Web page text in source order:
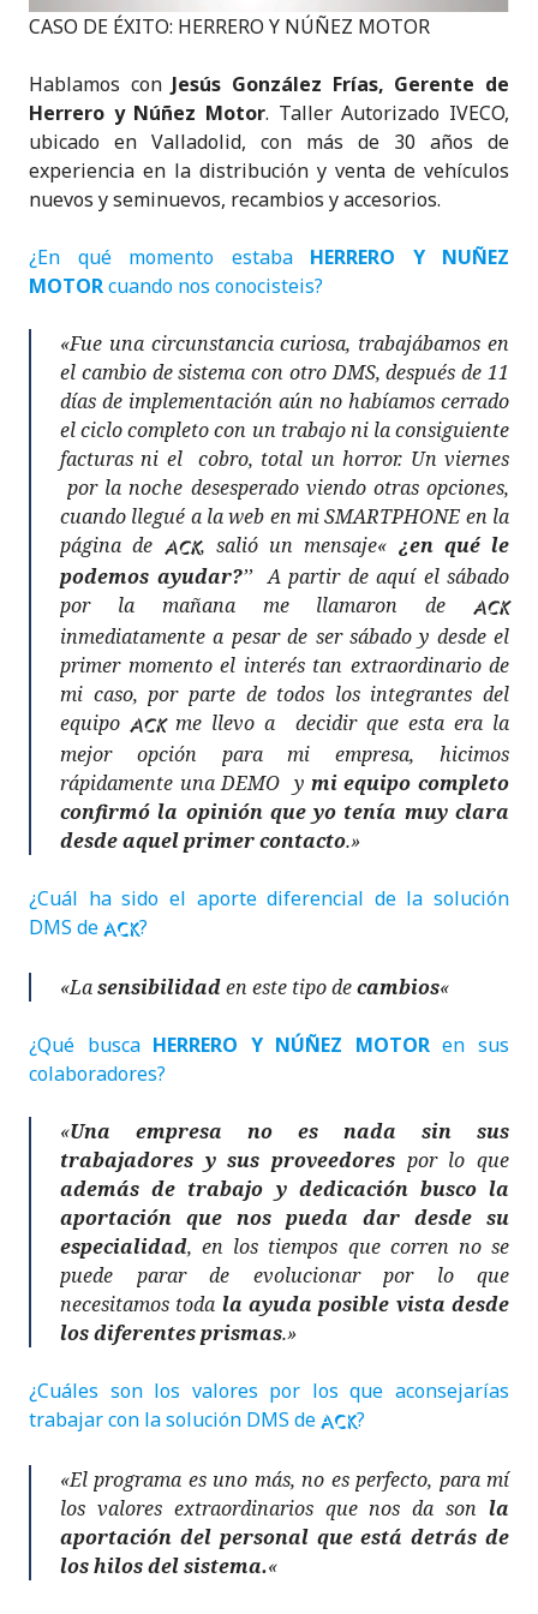
n o
o
k
p
p
CASO DE ÉXITO: HERRERO Y NÚÑEZ MOTOR
Hablamos conJesús González Frías, Gerente de
Herrero y Núñez Motor. Taller Autorizado IVECO,
ubicado en Valladolid, con más de 30 años de
experiencia en la distribución y venta de vehículos
nuevos y seminuevos, recambios y accesorios.
¿En qué momento estaba HERRERO Y NUÑEZ
MOTORcuando nos conocisteis?
«Fue una circunstancia curiosa, trabajábamos en
el cambio de sistema con otro DMS, después de 11
días de implementación aún no habíamos cerrado
el ciclo completo con un trabajo ni la consiguiente
facturas ni el cobro, total un horror. Un viernes
por la noche desesperado viendo otras opciones,
cuando llegué a la web en mi SMARTPHONE en la
página de ACK, salió un mensaje« ¿en qué le
podemos ayudar?’’ A partir de aquí el sábado
por la mañana me llamaron de ACK
inmediatamente a pesar de ser sábado y desde el
primer momento el interés tan extraordinario de
mi caso, por parte de todos los integrantes del
equipo ACKme llevo a decidir que esta era la
mejor opción para mi empresa, hicimos
rápidamente una DEMO y mi equipo completo
confirmó la opinión que yo tenía muy clara
desde aquel primer contacto.»
¿Cuál ha sido el aporte diferencial de la solución
DMS de ACK?
«Lasensibilidaden este tipo decambios«
¿Qué busca HERRERO Y NÚÑEZ MOTORen sus
colaboradores?
«Una empresa no es nada sin sus
trabajadores y sus proveedores por lo que
además de trabajo y dedicación busco la
aportación que nos pueda dar desde su
especialidad, en los tiempos que corren no se
puede parar de evolucionar por lo que
necesitamos toda la ayuda posible vista desde
los diferentes prismas.»
¿Cuáles son los valores por los que aconsejarías
trabajar con la solución DMS de ACK?
«El programa es uno más, no es perfecto, para mí
los valores extraordinarios que nos da son la
aportación del personal que está detrás de
los hilos del sistema.«